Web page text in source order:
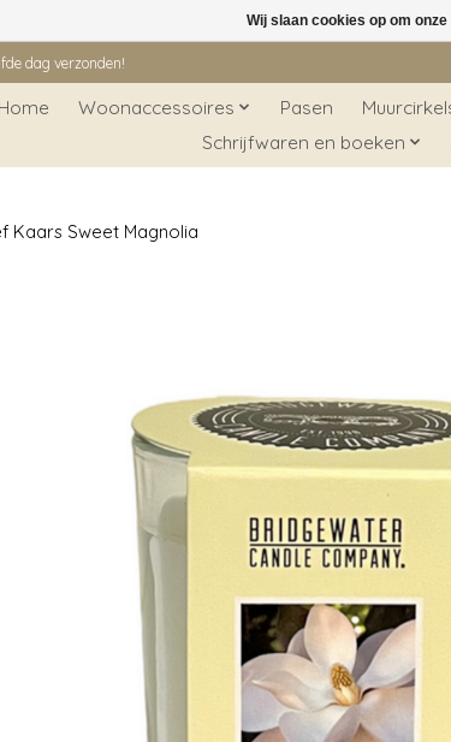
dag verzonden!
Home Woonaccessoires Pasen
Schrijfwaren en boeken
Kaars Sweet Magnolia
Wij slaan cookies op om